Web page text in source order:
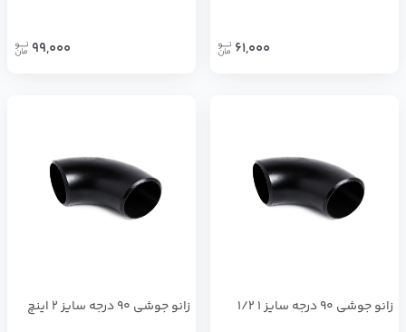
61,000
99,000
زانو جوشی 90 درجه سایز 1 1/2
زانو جوشی 90 درجه سایز 2 اینچ